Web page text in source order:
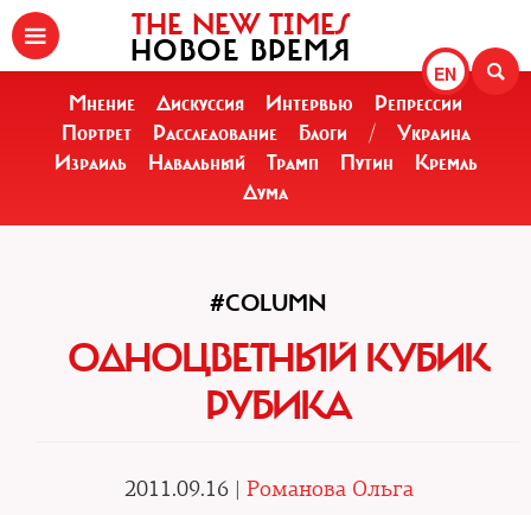
EN
THE NEW TIMES
НОВОЕ ВРЕМЯ
Мнение Дискуссия Интервью
Репрессии
Портрет
Расследование Блоги /
Украина
Израиль
Навальный Трамп Путин
Кремль
Дума
#COLUMN
ОДНОЦВЕТНЫЙ КУБИК
РУБИКА
2011.09.16 | Романова Ольга